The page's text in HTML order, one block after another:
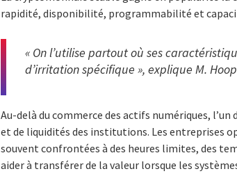
rapidité, disponibilité, programmabilité et
« On l’utilise partout où ses
d’irritation spécifique », explique M.
Au-delà du commerce des actifs numériques,
et de liquidités des institutions. Les entreprises
souvent confrontées à des heures limites, des
aider à transférer de la valeur lorsque les